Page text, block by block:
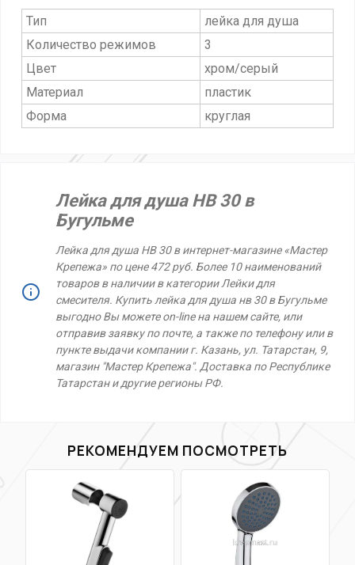
Тип
лейка для душа
Количество режимов
3
Цвет
хром/серый
Материал
пластик
Форма
круглая
Лейка для душа НВ 30 в
Бугульме
Лейка для душа НВ 30 в интернет-магазине «Мастер
Крепежа» по цене 472 руб. Более 10 наименований
товаров в наличии в категории Лейки для
смесителя. Купить лейка для душа нв 30 в Бугульме
выгодно Вы можете on-line на нашем сайте, или
отправив заявку по почте, а также по телефону или в
пункте выдачи компании г. Казань, ул. Татарстан, 9,
магазин "Мастер Крепежа". Доставка по Республике
Татарстан и другие регионы РФ.
РЕКОМЕНДУЕМ ПОСМОТРЕТЬ